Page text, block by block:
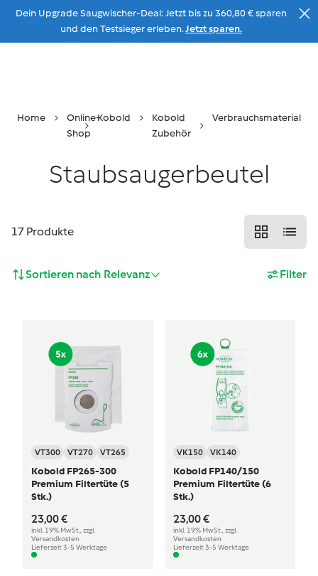
Zum Inhalt
Dein Upgrade Saugwischer-Deal: Jetzt bis zu 360,80 € sparen
und den Testsieger erleben.Jetzt sparen.
Home
Online-
Shop
Kobold
Kobold
Zubehör
Verbrauchsmaterial
Staubsaugerbeutel
17 Produkte
Sortieren nach Relevanz Filter
VT300 VT270 VT265
Kobold FP265-300
Premium Filtertüte (5
Stk.)
23,00 €
inkl. 19% MwSt., zzgl.
Versandkosten
Lieferzeit 3-5 Werktage
VK150 VK140
Kobold FP140/150
Premium Filtertüte (6
Stk.)
23,00 €
inkl. 19% MwSt., zzgl.
Versandkosten
Lieferzeit 3-5 Werktage